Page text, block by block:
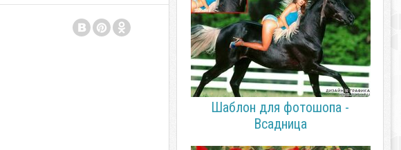
Шаблон для фотошопа -
Всадница